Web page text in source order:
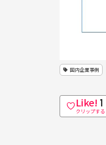
国内企業事例
Like! 1
クリップする